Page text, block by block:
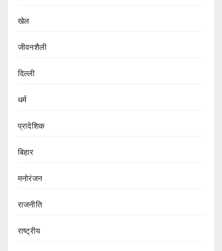
खेल
जीवनशैली
दिल्ली
धर्म
प्रादेशिक
बिहार
मनोरंजन
राजनीति
राष्ट्रीय